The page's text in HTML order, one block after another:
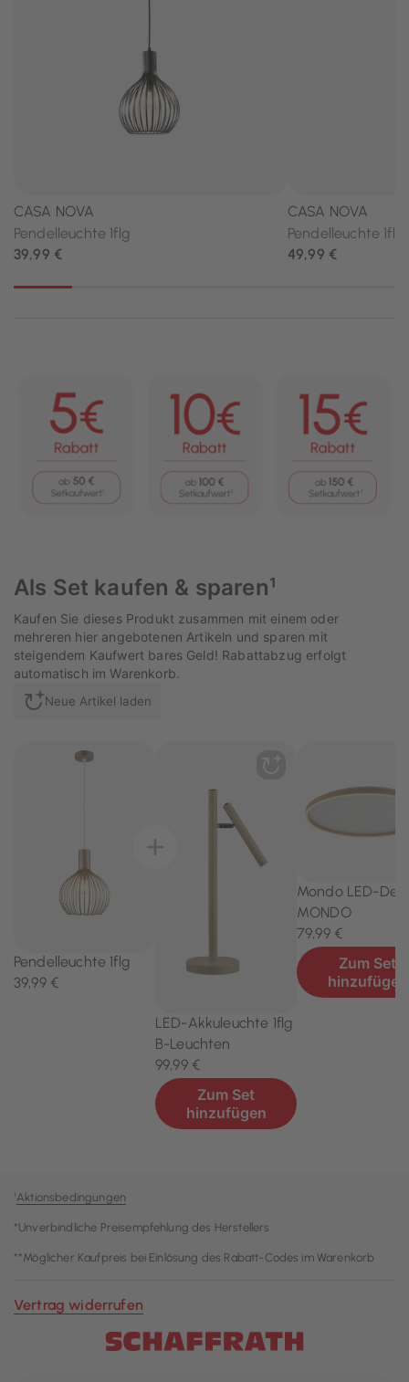
¹Aktionsbedingungen
*Unverbindliche Preisempfehlung des Herstellers
**Möglicher Kaufpreis bei Einlösung des Rabatt-Codes im Warenkorb
Vertrag widerrufen